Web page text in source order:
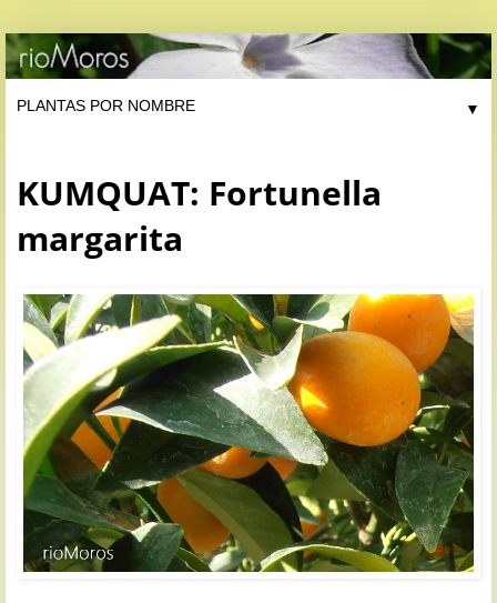
▼
KUMQUAT: Fortunella
margarita